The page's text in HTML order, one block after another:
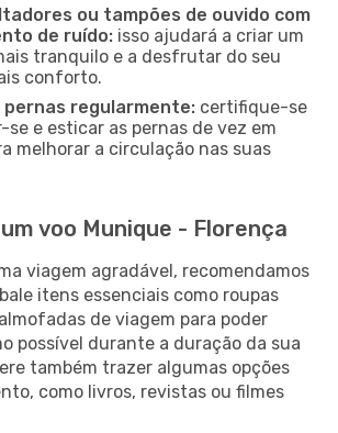
ou tampões de ouvido com
de ruído: isso ajudará a criar um
tranquilo e a desfrutar do seu
conforto.
pernas regularmente: certifique-se
se e esticar as pernas de vez em
melhorar a circulação nas suas
voo Munique - Florença
viagem agradável, recomendamos
itens essenciais como roupas
de viagem para poder
possível durante a duração da sua
também trazer algumas opções
como livros, revistas ou filmes